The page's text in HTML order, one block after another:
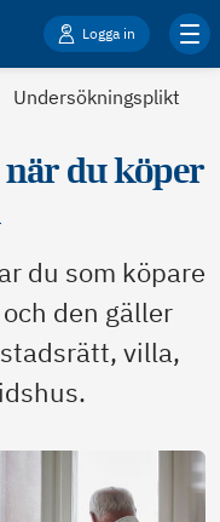
Logga in
Undersökningsplikt
du köper
du som köpare
den gäller
villa,